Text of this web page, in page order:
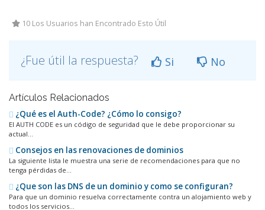
10 Los Usuarios han Encontrado Esto Útil
¿Fue útil la respuesta? Si No
Artículos Relacionados
¿Qué es el Auth-Code? ¿Cómo lo consigo?
El AUTH CODE es un código de seguridad que le debe proporcionar su
actual...
Consejos en las renovaciones de dominios
La siguiente lista le muestra una serie de recomendaciones para que no
tenga pérdidas de...
¿Que son las DNS de un dominio y como se configuran?
Para que un dominio resuelva correctamente contra un alojamiento web y
todos los servicios...